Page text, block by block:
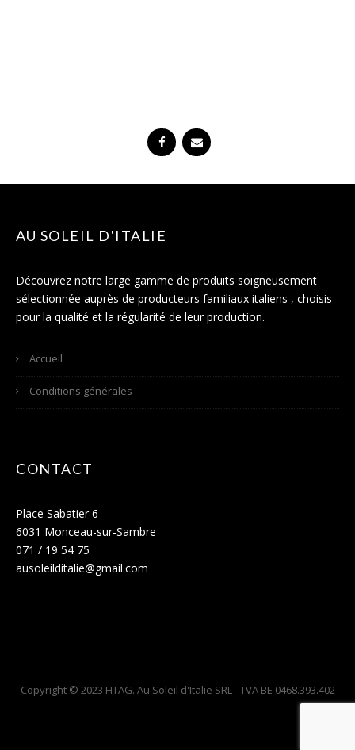
AU SOLEIL D'ITALIE
Découvrez notre large gamme de produits soigneusement
sélectionnée auprès de producteurs familiaux italiens , choisis
pour la qualité et la régularité de leur production.
Accueil
Conditions générales
CONTACT
Place Sabatier 6
6031 Monceau-sur-Sambre
071 / 19 54 75
ausoleilditalie@gmail.com
Copyright © 2023 HTAG. Au Soleil d'Italie SRL - TVA BE 0468.393.402